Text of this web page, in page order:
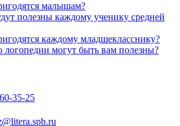
малышам?
полезны каждому ученику средней
каждому младшекласснику?
логопедии могут быть вам полезны?
35-25